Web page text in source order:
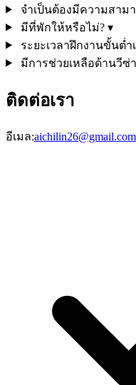
จำเป็นต้องมีความสาม
มีที่พักให้หรือไม่? ▾
ระยะเวลาฝึกงานขั้นต่ำ
มีการช่วยเหลือด้านวีซ่
ติดต่อเรา
อีเมล:aichilin26@gmail.com